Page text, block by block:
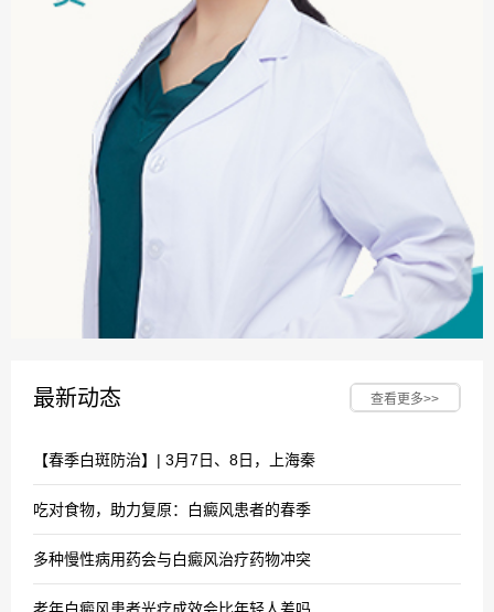
最新动态 查看更多>>
【春季白斑防治】| 3月7日、8日，上海秦
吃对食物，助力复原：白癜风患者的春季
多种慢性病用药会与白癜风治疗药物冲突